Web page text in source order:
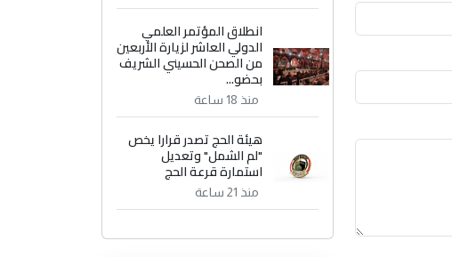
انطلاق المؤتمر العلمي
الدولي العاشر لزيارة الأربعين
من الصحن الحسيني الشريف
بحضو...
منذ 18 ساعة
هيئة الحج تصدر قرارا يخص
"لم الشمل" وتعديل
استمارة قرعة الحج
منذ 21 ساعة